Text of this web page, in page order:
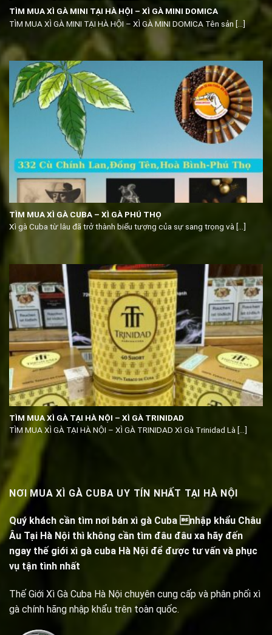
TÌM MUA XÌ GÀ MINI TẠI HÀ HỘI – XÌ GÀ MINI DOMICA
TÌM MUA XÌ GÀ MINI TẠI HÀ HỘI – XÌ GÀ MINI DOMICA Tên sản [...]
TÌM MUA XÌ GÀ CUBA – XÌ GÀ PHÚ THỌ
Xì gà Cuba từ lâu đã trở thành biểu tượng của sự sang trọng và [...]
TÌM MUA XÌ GÀ TẠI HÀ NỘI – XÌ GÀ TRINIDAD
TÌM MUA XÌ GÀ TẠI HÀ NỘI – XÌ GÀ TRINIDAD Xì Gà Trinidad Là [...]
NƠI MUA XÌ GÀ CUBA UY TÍN NHẤT TẠI HÀ NỘI
Quý khách cần tìm nơi bán xì gà Cuba nhập khẩu Châu
Âu Tại Hà Nội thì không cần tìm đâu đâu xa hãy đến
ngay thế giới xì gà cuba Hà Nội để được tư vấn và phục
vụ tận tình nhất
Thế Giới Xì Gà Cuba Hà Nội chuyên cung cấp và phân phối xì
gà chính hãng nhập khẩu trên toàn quốc.